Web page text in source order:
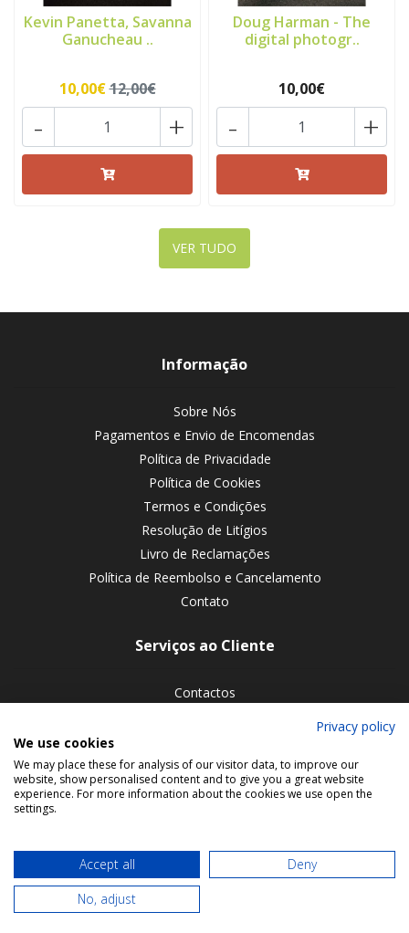
Kevin Panetta, Savanna
Ganucheau ..
10,00€12,00€
+
-
Doug Harman - The
digital photogr..
10,00€
+
-
VER TUDO
Informação
Sobre Nós
Pagamentos e Envio de Encomendas
Política de Privacidade
Política de Cookies
Termos e Condições
Resolução de Litígios
Livro de Reclamações
Política de Reembolso e Cancelamento
Contato
Serviços ao Cliente
Contactos
Siga-nos nas redes sociais
© 2026 Bookmaniacs. All rights reserved.
Privacy policy
We use cookies
We may place these for analysis of our visitor data, to improve our
website, show personalised content and to give you a great website
experience. For more information about the cookies we use open the
settings.
Accept all
Deny
No, adjust